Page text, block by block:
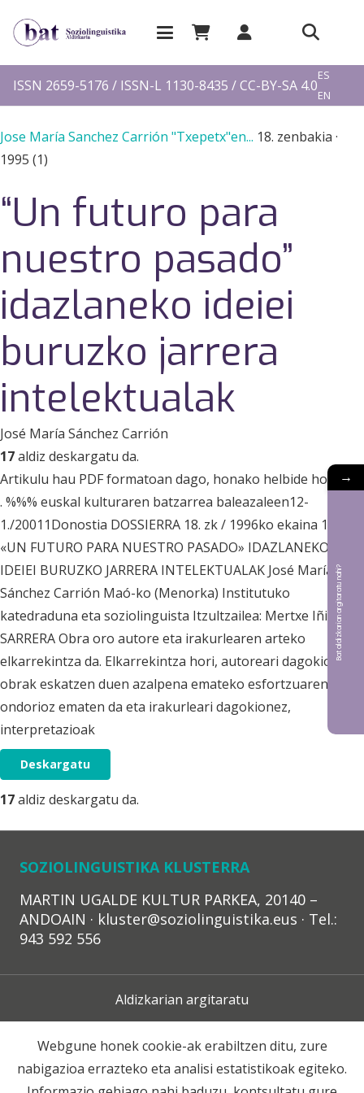
ISSN 2659-5176 / ISSN-L 1130-8435 / CC-BY-SA 4.0
ES
EN
Jose María Sanchez Carrión "Txepetx"en... 18. zenbakia ·
1995 (1)
“Un futuro para
nuestro pasado”
idazlaneko ideiei
buruzko jarrera
intelektualak
José María Sánchez Carrión
17aldiz deskargatu da.
Artikulu hau PDF formatoan dago, honako helbide honetan
. %%% euskal kulturaren batzarrea baleazaleen12-
1./20011Donostia DOSSIERRA 18. zk / 1996ko ekaina 17
«UN FUTURO PARA NUESTRO PASADO» IDAZLANEKO
IDEIEI BURUZKO JARRERA INTELEKTUALAK José María
Sánchez Carrión Maó-ko (Menorka) Institutuko
katedraduna eta soziolinguista Itzultzailea: Mertxe Iñigo
SARRERA Obra oro autore eta irakurlearen arteko
elkarrekintza da. Elkarrekintza hori, autoreari dagokionez,
obrak eskatzen duen azalpena emateko esfortzuaren
ondorioz ematen da eta irakurleari dagokionez,
interpretazioak
Deskargatu
17aldiz deskargatu da.
SOZIOLINGUISTIKA KLUSTERRA
MARTIN UGALDE KULTUR PARKEA, 20140 –
ANDOAIN · kluster@soziolinguistika.eus · Tel.:
943 592 556
Aldizkarian argitaratu
Lege Oharra
Harpidetza
Webgune honek cookie-ak erabiltzen ditu, zure
nabigazioa errazteko eta analisi estatistikoak egiteko.
→
Bat aldizkarian argitaratu nahi?